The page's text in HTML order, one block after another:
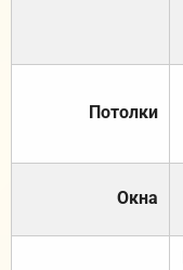
Потолки
Окна